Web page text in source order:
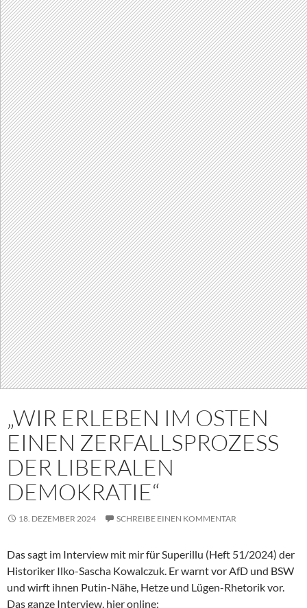
„WIR ERLEBEN IM OSTEN
EINEN ZERFALLSPROZESS
DER LIBERALEN
DEMOKRATIE“
18. DEZEMBER 2024 SCHREIBE EINEN KOMMENTAR
Das sagt im Interview mit mir für Superillu (Heft 51/2024) der
Historiker Ilko-Sascha Kowalczuk. Er warnt vor AfD und BSW
und wirft ihnen Putin-Nähe, Hetze und Lügen-Rhetorik vor.
Das ganze Interview, hier online: